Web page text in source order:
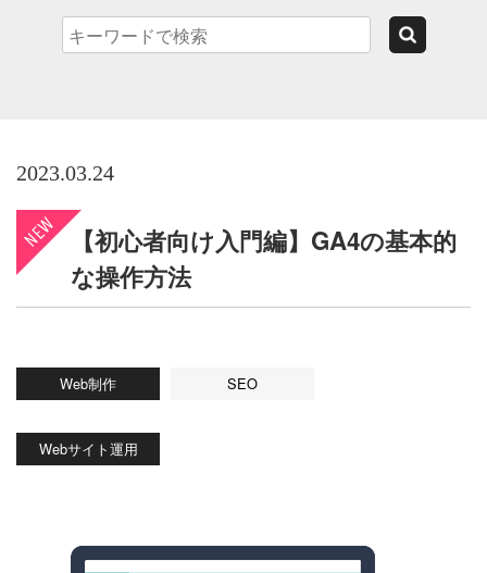
2023.03.24
【初心者向け入門編】GA4の基本的
な操作方法
Web制作 SEO
Webサイト運用